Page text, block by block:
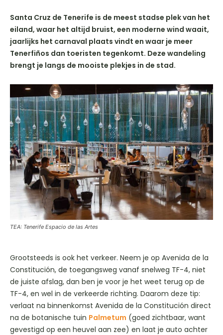
Santa Cruz de Tenerife is de meest stadse plek van het
eiland, waar het altijd bruist, een moderne wind waait,
jaarlijks het carnaval plaats vindt en waar je meer
Tenerfiños dan toeristen tegenkomt. Deze wandeling
brengt je langs de mooiste plekjes in de stad.
TEA: Tenerife Espacio de las Artes
Grootsteeds is ook het verkeer. Neem je op Avenida de la
Constitución, de toegangsweg vanaf snelweg TF-4, niet
de juiste afslag, dan ben je voor je het weet terug op de
TF-4, en wel in de verkeerde richting. Daarom deze tip:
verlaat na binnenkomst Avenida de la Constitución direct
na de botanische tuin Palmetum (goed zichtbaar, want
gevestigd op een heuvel aan zee) en laat je auto achter